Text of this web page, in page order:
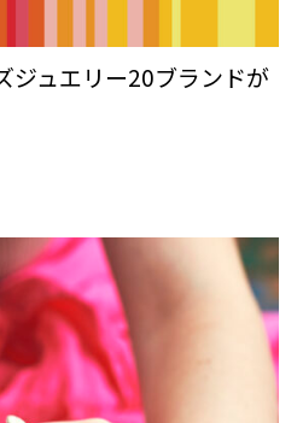
ジュエリー20ブランドが